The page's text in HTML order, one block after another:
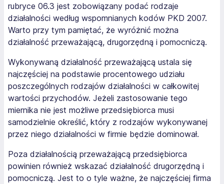
rubryce 06.3 jest zobowiązany podać rodzaje
działalności według wspomnianych kodów PKD 2007.
Warto przy tym pamiętać, że wyróżnić można
działalność przeważającą, drugorzędną i pomocniczą.
Wykonywaną działalność przeważającą ustala się
najczęściej na podstawie procentowego udziału
poszczególnych rodzajów działalności w całkowitej
wartości przychodów. Jeżeli zastosowanie tego
miernika nie jest możliwe przedsiębiorca musi
samodzielnie określić, który z rodzajów wykonywanej
przez niego działalności w firmie będzie dominował.
Poza działalnością przeważającą przedsiębiorca
powinien również wskazać działalność drugorzędną i
pomocniczą. Jest to o tyle ważne, że najczęściej firma